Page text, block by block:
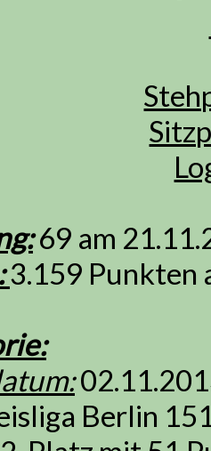
69 am
3.159 Punkten
Berlin